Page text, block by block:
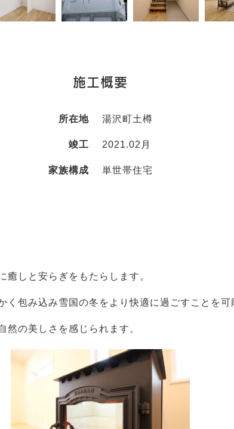
施工概要
所在地 湯沢町土樽
竣工 2021.02月
家族構成 単世帯住宅
しと安らぎをもたらします。
包み込み雪国の冬をより快適に過ごすことを可
然の美しさを感じられます。